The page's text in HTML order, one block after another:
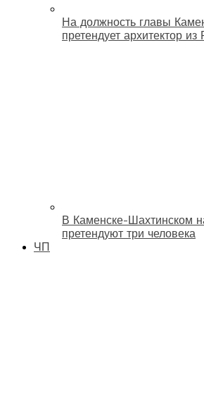
На должность главы
претендует архитектор из
В Каменске-Шахтинском
претендуют три человека
ЧП